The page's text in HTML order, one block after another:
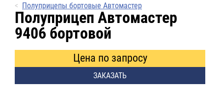
Полуприцепы бортовые Автомастер
Полуприцеп Автомастер
9406 бортовой
Цена по запросу
ЗАКАЗАТЬ